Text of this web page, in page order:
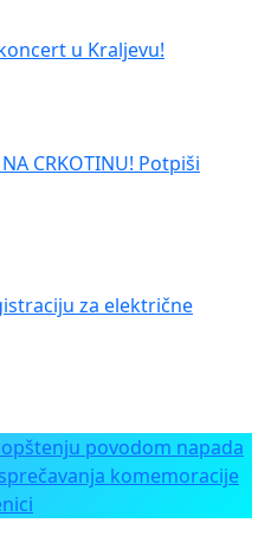
u Kraljevu!
CRKOTINU! Potpiši
za električne
povodom napada
komemoracije